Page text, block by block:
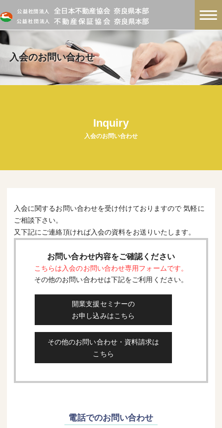
入会のお問い合わせ
Inquiry
入会のお問い合わせ
入会に関するお問い合わせを受け付けておりますので 気軽に
ご相談下さい。
又下記にご連絡頂ければ入会の資料をお送りいたします。
お問い合わせ内容をご確認ください
こちらは入会のお問い合わせ専用フォームです。
その他のお問い合わせは下記をご利用ください。
開業支援セミナーの
お申し込みはこちら
その他のお問い合わせ・資料請求は
こちら
電話でのお問い合わせ